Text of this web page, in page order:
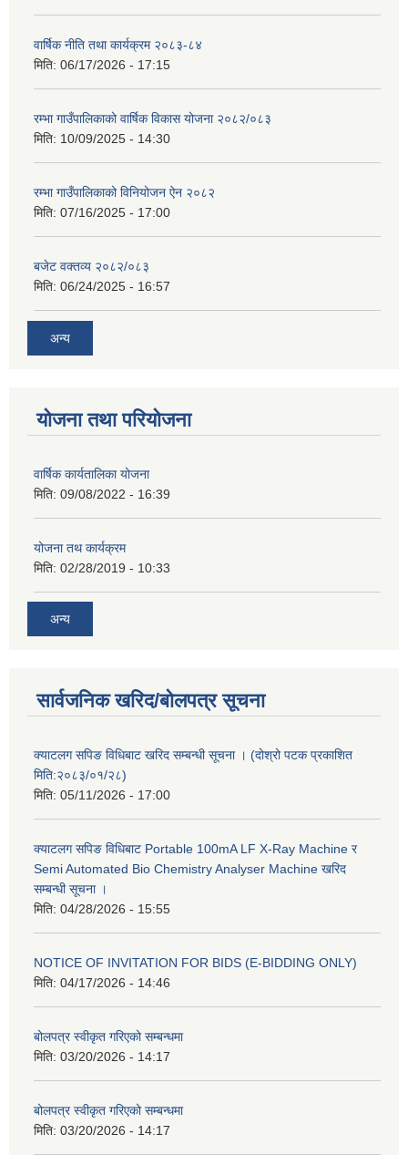
वार्षिक नीति तथा कार्यक्रम २०८३-८४
मिति: 06/17/2026 - 17:15
रम्भा गाउँपालिकाको वार्षिक विकास योजना २०८२/०८३
मिति: 10/09/2025 - 14:30
रम्भा गाउँपालिकाको विनियोजन ऐन २०८२
मिति: 07/16/2025 - 17:00
बजेट वक्तव्य २०८२/०८३
मिति: 06/24/2025 - 16:57
अन्य
योजना तथा परियोजना
वार्षिक कार्यतालिका योजना
मिति: 09/08/2022 - 16:39
योजना तथ कार्यक्रम
मिति: 02/28/2019 - 10:33
अन्य
सार्वजनिक खरिद/बोलपत्र सूचना
क्याटलग सपिङ विधिबाट खरिद सम्बन्धी सूचना । (दोश्रो पटक प्रकाशित
मिति:२०८३/०१/२८)
मिति: 05/11/2026 - 17:00
क्याटलग सपिङ विधिबाट Portable 100mA LF X-Ray Machine र
Semi Automated Bio Chemistry Analyser Machine खरिद
सम्बन्धी सूचना ।
मिति: 04/28/2026 - 15:55
NOTICE OF INVITATION FOR BIDS (E-BIDDING ONLY)
मिति: 04/17/2026 - 14:46
बोलपत्र स्वीकृत गरिएको सम्बन्धमा
मिति: 03/20/2026 - 14:17
बोलपत्र स्वीकृत गरिएको सम्बन्धमा
मिति: 03/20/2026 - 14:17